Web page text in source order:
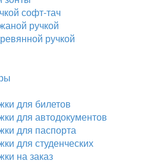
софт-тач
ручкой
ручкой
для билетов
для автодокументов
для паспорта
для студенческих
на заказ